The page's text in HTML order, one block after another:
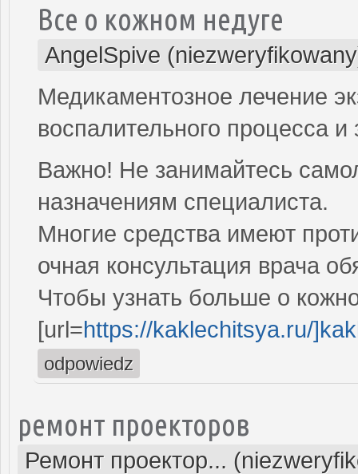
Все о кожном недуге
AngelSpive
Медикаментозное лечение
воспалительного процесса и
Важно! Не занимайтесь
назначениям специалиста.
Многие средства имеют
очная консультация врача
Чтобы узнать больше о
[url=https://kaklechitsya.ru/
odpowiedz
ремонт проекторов
Ремонт проектор...